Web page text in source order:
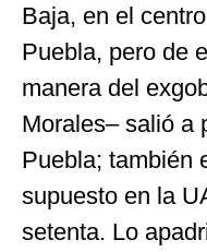
Baja, en el
Puebla, pero de
manera del
Morales– salió a
Puebla; también
supuesto en la
setenta. Lo